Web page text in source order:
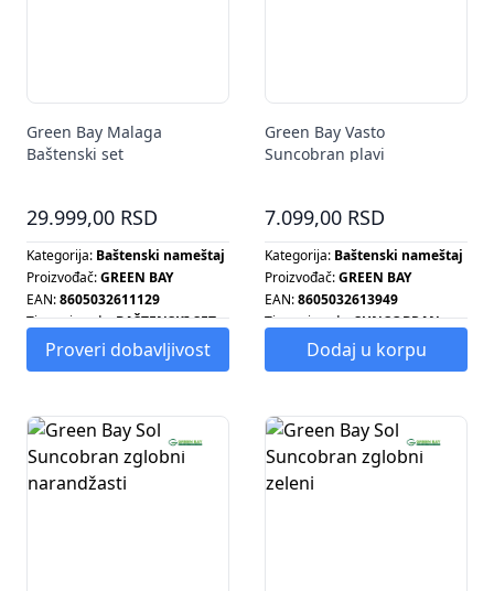
Green Bay Malaga
Baštenski set
29.999,00 RSD
Kategorija: Baštenski nameštaj
Proizvođač:GREEN BAY
EAN:8605032611129
Tip proizvoda:BAŠTENSKI SET
Proveri dobavljivost
Green Bay Vasto
Suncobran plavi
7.099,00 RSD
Kategorija: Baštenski nameštaj
Proizvođač:GREEN BAY
EAN:8605032613949
Tip proizvoda:SUNCOBRAN
Dodaj u korpu